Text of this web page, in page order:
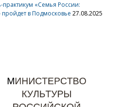
«Семья России:
в Подмосковье 27.08.2025